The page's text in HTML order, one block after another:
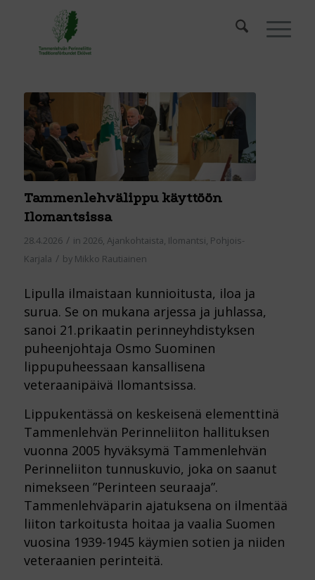
Tammenlehvälippu käyttöön
Ilomantsissa
28.4.2026 / in 2026, Ajankohtaista, Ilomantsi, Pohjois-
Karjala / by Mikko Rautiainen
Lipulla ilmaistaan kunnioitusta, iloa ja
surua. Se on mukana arjessa ja juhlassa,
sanoi 21.prikaatin perinneyhdistyksen
puheenjohtaja Osmo Suominen
lippupuheessaan kansallisena
veteraanipäivä Ilomantsissa.
Lippukentässä on keskeisenä elementtinä
Tammenlehvän Perinneliiton hallituksen
vuonna 2005 hyväksymä Tammenlehvän
Perinneliiton tunnuskuvio, joka on saanut
nimekseen ”Perinteen seuraaja”.
Tammenlehväparin ajatuksena on ilmentää
liiton tarkoitusta hoitaa ja vaalia Suomen
vuosina 1939-1945 käymien sotien ja niiden
veteraanien perinteitä.